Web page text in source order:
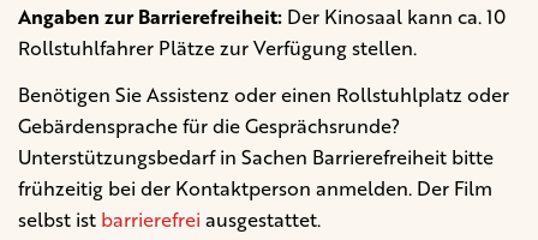
Angaben zur Barrierefreiheit: Der Kinosaal kann ca. 10
Rollstuhlfahrer Plätze zur Verfügung stellen.
Benötigen Sie Assistenz oder einen Rollstuhlplatz oder
Gebärdensprache für die Gesprächsrunde?
Unterstützungsbedarf in Sachen Barrierefreiheit bitte
frühzeitig bei der Kontaktperson anmelden. Der Film
selbst ist barrierefrei ausgestattet.